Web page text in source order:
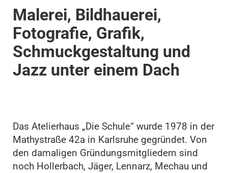
Malerei, Bildhauerei,
Fotografie, Grafik,
Schmuckgestaltung und
Jazz unter einem Dach
Das Atelierhaus „Die Schule“ wurde 1978 in der
Mathystraße 42a in Karlsruhe gegründet. Von
den damaligen Gründungsmitgliedern sind
noch Hollerbach, Jäger, Lennarz, Mechau und